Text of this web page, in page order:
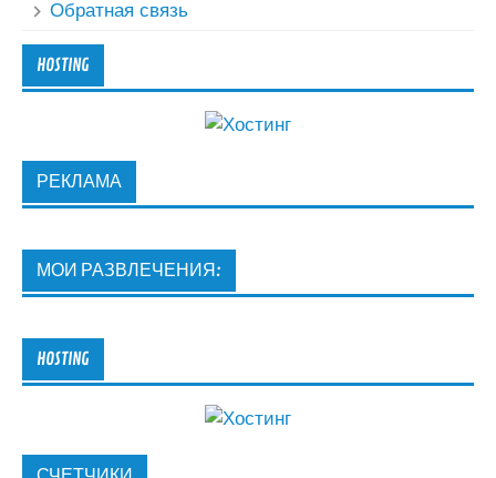
Обратная связь
HOSTING
РЕКЛАМА
МОИ РАЗВЛЕЧЕНИЯ:
HOSTING